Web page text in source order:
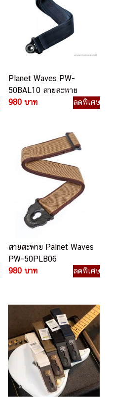
Planet Waves PW-
50BAL10 สายสะพาย
980 บาท
ลดพิเศษ
สายสะพาย Palnet Waves
PW-50PLB06
980 บาท
ลดพิเศษ